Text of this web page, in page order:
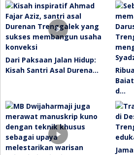
Dari Paksaan Jalan Hidup:
Kisah Santri Asal Durena…
d…